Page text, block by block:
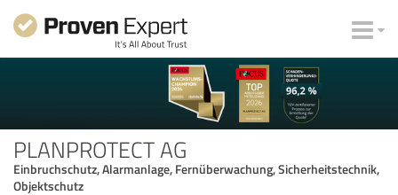
PLANPROTECT AG
Einbruchschutz, Alarmanlage, Fernüberwachung, Sicherheitstechnik,
Objektschutz